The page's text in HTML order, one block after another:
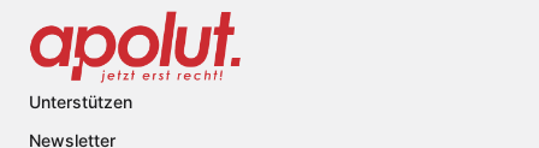
Unterstützen
Newsletter